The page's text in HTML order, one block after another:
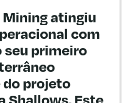
Mining atingiu
com
seu primeiro
projeto
Shallows. Este